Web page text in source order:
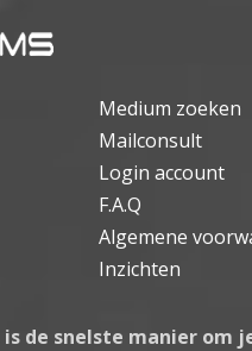
Medium zoeken
Mailconsult
Login account
F.A.Q
Algemene
Inzichten
is de snelste manier om